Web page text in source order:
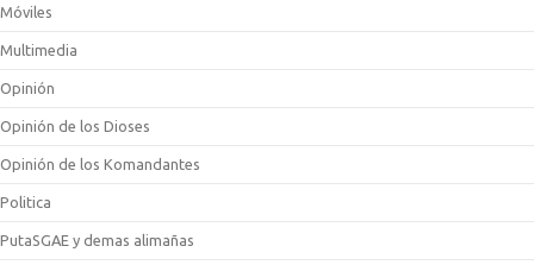
Móviles
Multimedia
Opinión
Opinión de los Dioses
Opinión de los Komandantes
Politica
PutaSGAE y demas alimañas